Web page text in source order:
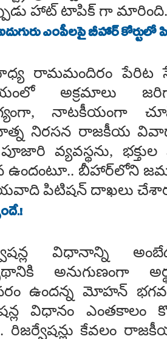
హాట్ టాపిక్ గా మారింది.
ఎంపీలపై బీహార్ కోర్టులో
రామమందిరం పేరిట
అక్రమాలు
నాటకీయంగా
నిరసన రాజకీయ
వ్యవస్థను,
బీహార్‌లోని
పిటిషన్ దాఖలు
విధానాన్ని
అనుగుణంగా
ఉందన్న మోహన్
విధానం ఎంతకాలం
కేవలం